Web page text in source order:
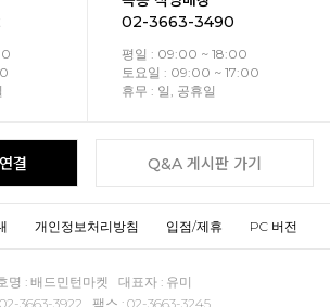
02-3663-3490
평일 : 09:00 ~ 18:00
토요일 : 09:00 ~ 17:00
휴무 : 일, 공휴일
결 Q&A 게시판 가기
개인정보처리방침 입점/제휴 PC 버전
명 : 배드민턴마켓 대표자 : 유미
3663-3922 팩스 : 02-3663-3245